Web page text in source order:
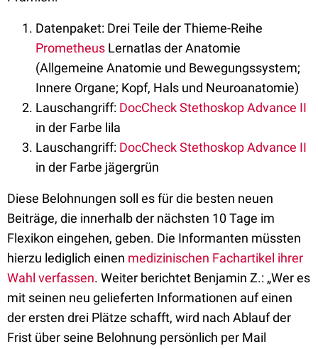
Datenpaket: Drei Teile der Thieme-Reihe
Prometheus Lernatlas der Anatomie
(Allgemeine Anatomie und Bewegungssystem;
Innere Organe; Kopf, Hals und Neuroanatomie)
Lauschangriff: DocCheck Stethoskop Advance II
in der Farbe lila
Lauschangriff: DocCheck Stethoskop Advance II
in der Farbe jägergrün
Diese Belohnungen soll es für die besten neuen
Beiträge, die innerhalb der nächsten 10 Tage im
Flexikon eingehen, geben. Die Informanten müssten
hierzu lediglich einen medizinischen Fachartikel ihrer
Wahl verfassen. Weiter berichtet Benjamin Z.: „Wer es
mit seinen neu gelieferten Informationen auf einen
der ersten drei Plätze schafft, wird nach Ablauf der
Frist über seine Belohnung persönlich per Mail